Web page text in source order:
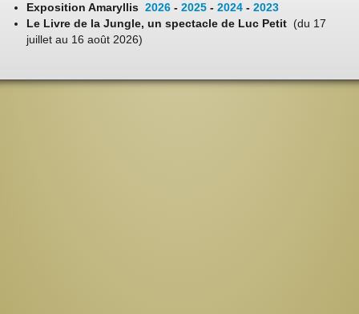
Exposition Amaryllis 2026 - 2025 - 2024 - 2023
Le Livre de la Jungle, un spectacle de Luc Petit (du 17
juillet au 16 août 2026)